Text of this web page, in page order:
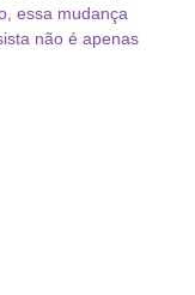
essa mudança
não é apenas